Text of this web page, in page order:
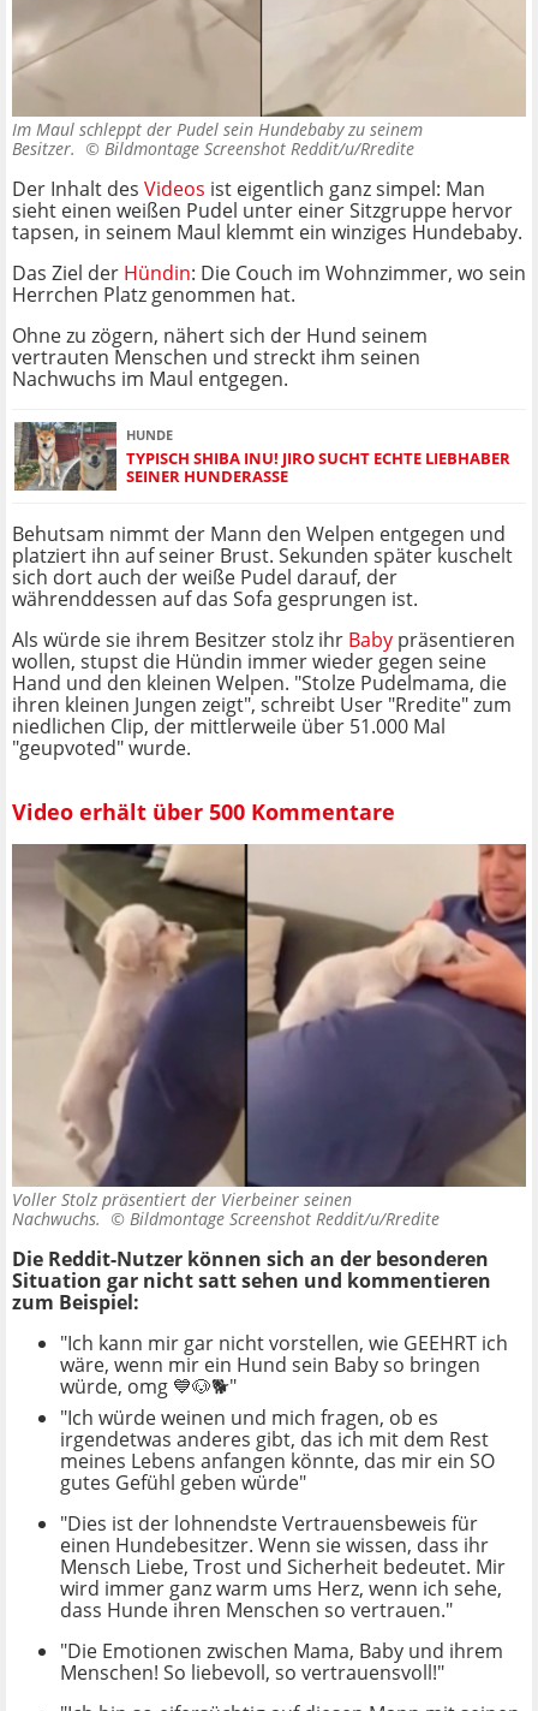
Im Maul schleppt der Pudel sein Hundebaby zu seinem
Besitzer. © Bildmontage Screenshot Reddit/u/Rredite
Der Inhalt des Videos ist eigentlich ganz simpel: Man
sieht einen weißen Pudel unter einer Sitzgruppe hervor
tapsen, in seinem Maul klemmt ein winziges Hundebaby.
Das Ziel der Hündin: Die Couch im Wohnzimmer, wo sein
Herrchen Platz genommen hat.
Ohne zu zögern, nähert sich der Hund seinem
vertrauten Menschen und streckt ihm seinen
Nachwuchs im Maul entgegen.
HUNDE
TYPISCH SHIBA INU! JIRO SUCHT ECHTE LIEBHABER
SEINER HUNDERASSE
Behutsam nimmt der Mann den Welpen entgegen und
platziert ihn auf seiner Brust. Sekunden später kuschelt
sich dort auch der weiße Pudel darauf, der
währenddessen auf das Sofa gesprungen ist.
Als würde sie ihrem Besitzer stolz ihr Baby präsentieren
wollen, stupst die Hündin immer wieder gegen seine
Hand und den kleinen Welpen. "Stolze Pudelmama, die
ihren kleinen Jungen zeigt", schreibt User "Rredite" zum
niedlichen Clip, der mittlerweile über 51.000 Mal
"geupvoted" wurde.
Video erhält über 500 Kommentare
Voller Stolz präsentiert der Vierbeiner seinen
Nachwuchs. © Bildmontage Screenshot Reddit/u/Rredite
Die Reddit-Nutzer können sich an der besonderen
Situation gar nicht satt sehen und kommentieren
zum Beispiel:
"Ich kann mir gar nicht vorstellen, wie GEEHRT ich
wäre, wenn mir ein Hund sein Baby so bringen
würde, omg 💙🐶🐕"
"Ich würde weinen und mich fragen, ob es
irgendetwas anderes gibt, das ich mit dem Rest
meines Lebens anfangen könnte, das mir ein SO
gutes Gefühl geben würde"
"Dies ist der lohnendste Vertrauensbeweis für
einen Hundebesitzer. Wenn sie wissen, dass ihr
Mensch Liebe, Trost und Sicherheit bedeutet. Mir
wird immer ganz warm ums Herz, wenn ich sehe,
dass Hunde ihren Menschen so vertrauen."
"Die Emotionen zwischen Mama, Baby und ihrem
Menschen! So liebevoll, so vertrauensvoll!"